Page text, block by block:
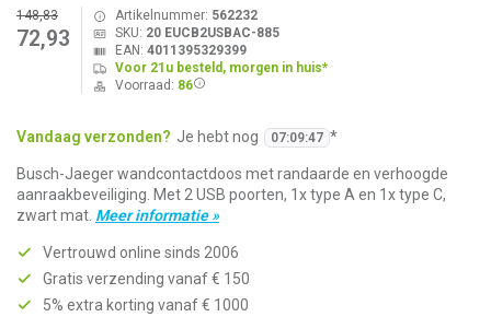
148,83
72,93
Artikelnummer: 562232
SKU: 20 EUCB2USBAC-885
EAN: 4011395329399
Voor 21u besteld, morgen in huis*
Voorraad: 86
Vandaag verzonden? Je hebt nog 07:09:47 *
Busch-Jaeger wandcontactdoos met randaarde en verhoogde
aanraakbeveiliging. Met 2 USB poorten, 1x type A en 1x type C,
zwart mat. Meer informatie »
Vertrouwd online sinds 2006
Gratis verzending vanaf € 150
5% extra korting vanaf € 1000